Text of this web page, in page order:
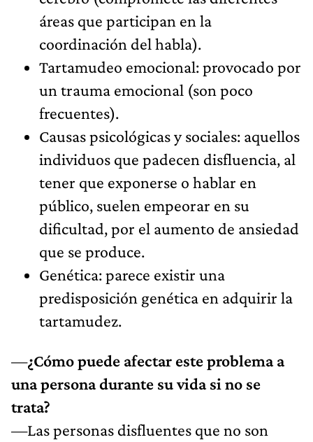
áreas que participan en la
coordinación del habla).
Tartamudeo emocional: provocado por
un trauma emocional (son poco
frecuentes).
Causas psicológicas y sociales: aquellos
individuos que padecen disfluencia, al
tener que exponerse o hablar en
público, suelen empeorar en su
dificultad, por el aumento de ansiedad
que se produce.
Genética: parece existir una
predisposición genética en adquirir la
tartamudez.
—¿Cómo puede afectar este problema a
una persona durante su vida si no se
trata?
—Las personas disfluentes que no son